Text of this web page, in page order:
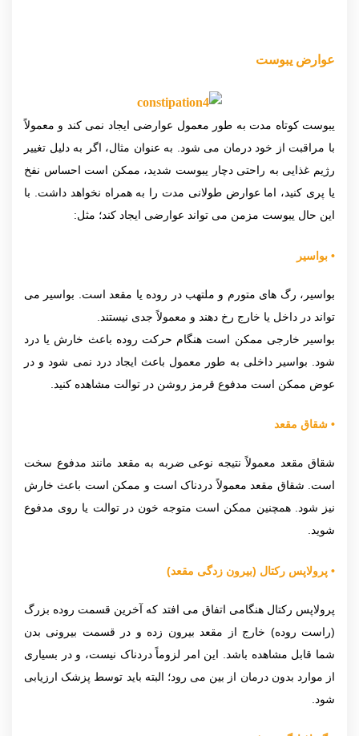
عوارض یبوست
یبوست کوتاه مدت به طور معمول عوارضی ایجاد نمی کند و معمولاً
با مراقبت از خود درمان می شود. به عنوان مثال، اگر به دلیل تغییر
رژیم غذایی به راحتی دچار یبوست شدید، ممکن است احساس نفخ
یا پری کنید، اما عوارض طولانی مدت را به همراه نخواهد داشت. با
این حال یبوست مزمن می تواند عوارضی ایجاد کند؛ مثل:
• بواسیر
بواسیر، رگ های متورم و ملتهب در روده یا مقعد است. بواسیر می
تواند در داخل یا خارج رخ دهند و معمولاً جدی نیستند.
بواسیر خارجی ممکن است هنگام حرکت روده باعث خارش یا درد
شود. بواسیر داخلی به طور معمول باعث ایجاد درد نمی شود و در
عوض ممکن است مدفوع قرمز روشن در توالت مشاهده کنید.
• شقاق مقعد
شقاق مقعد معمولاً نتیجه نوعی ضربه به مقعد مانند مدفوع سخت
است. شقاق مقعد معمولاً دردناک است و ممکن است باعث خارش
نیز شود. همچنین ممکن است متوجه خون در توالت یا روی مدفوع
شوید.
• پرولاپس رکتال (بیرون زدگی مقعد)
پرولاپس رکتال هنگامی اتفاق می افتد که آخرین قسمت روده بزرگ
(راست روده) خارج از مقعد بیرون زده و در قسمت بیرونی بدن
شما قابل مشاهده باشد. این امر لزوماً دردناک نیست، و در بسیاری
از موارد بدون درمان از بین می رود؛ البته باید توسط پزشک ارزیابی
شود.